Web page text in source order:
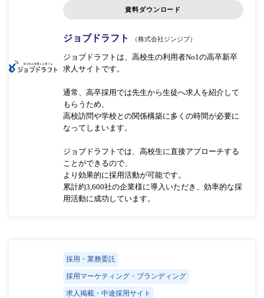
資料ダウンロード
ジョブドラフト （株式会社ジンジブ）
ジョブドラフトは、高校生の利用者No1の高卒新卒
求人サイトです。
通常、高卒採用では先生から生徒へ求人を紹介して
もらうため、
高校訪問や学校との関係構築に多くの時間が必要に
なってしまいます。
ジョブドラフトでは、高校生に直接アプローチする
ことができるので、
より効果的に採用活動が可能です。
累計約3,600社の企業様に導入いただき、効率的な採
用活動に成功しています。
採用・業務委託
採用マーケティング・ブランディング
求人掲載・中途採用サイト